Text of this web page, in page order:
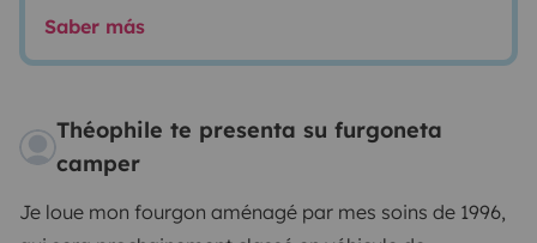
Saber más
Théophile te presenta su furgoneta
camper
Je loue mon fourgon aménagé par mes soins de 1996,